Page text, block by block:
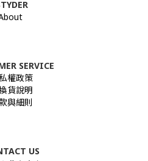
SERVICE
權政策
貨說明
與細則
US